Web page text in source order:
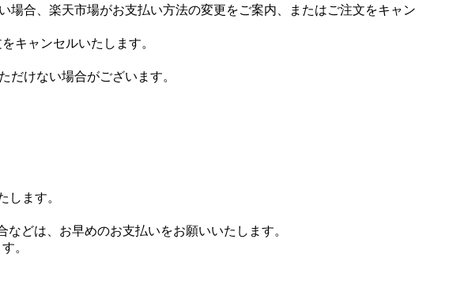
場合、楽天市場がお支払い方法の変更をご案内、またはご注文をキャン
キャンセルいたします。
だけない場合がございます。
します。
どは、お早めのお支払いをお願いいたします。
。